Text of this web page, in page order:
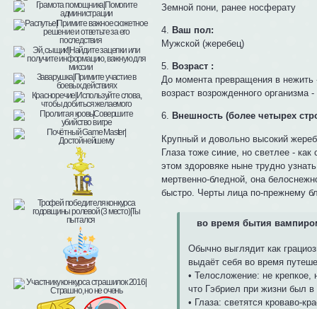
Земной пони, ранее носферату
4. Ваш пол:
Мужской (жеребец)
5. Возраст :
До момента превращения в нежить
возраст возрожденного организма
6. Внешность (более четырех
Крупный и довольно высокий
Глаза тоже синие, но светлее -
этом здоровяке ныне трудно
мертвенно-бледной, она
быстро. Черты лица по-прежнему
во время бытия
Обычно выглядит как
выдаёт себя во время
• Телосложение: не
что Гэбриел при жизни был
• Глаза: светятся кроваво-